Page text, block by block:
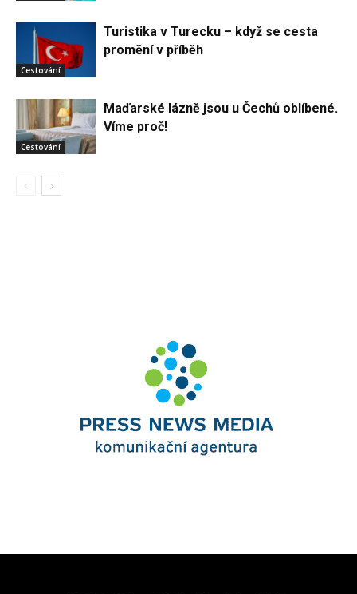
Cestování
Turistika v Turecku – když se cesta
promění v příběh
Cestování
Maďarské lázně jsou u Čechů oblíbené.
Víme proč!